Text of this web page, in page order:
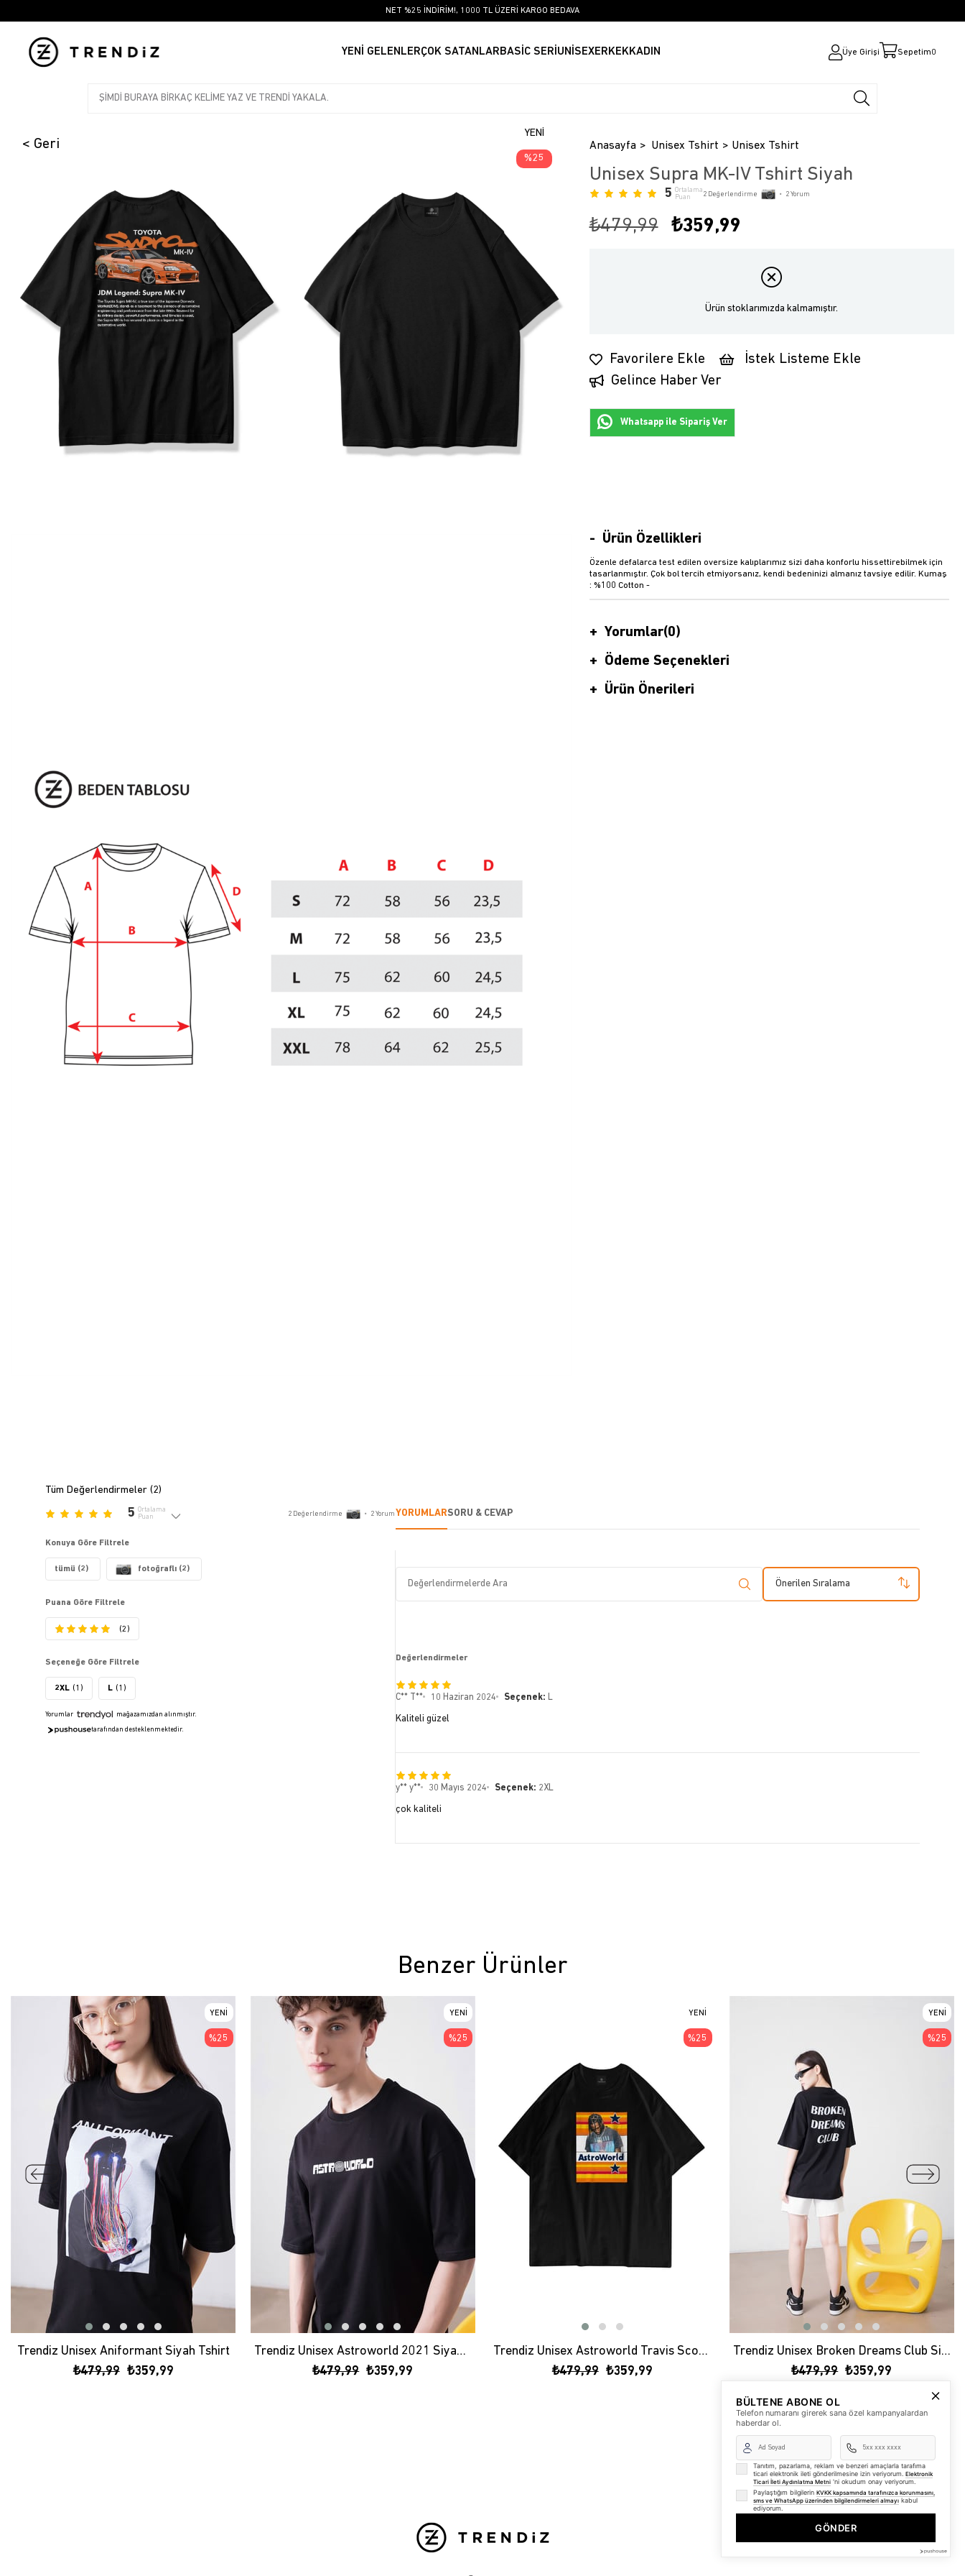
NET %25 İNDİRİM!, 1000 TL ÜZERİ KARGO BEDAVA
YENİ GELENLERÇOK SATANLARBASİC SERİ UNİSEXERKEKKADIN Üye Girişi Sepetim0
YENI
ÜRÜN
25
Anasayfa Unisex Tshirt Unisex Tshirt
Unisex Supra MK-IV Tshirt Siyah
5 Ortalama
Puan
2Değerlendirme • 2Yorum
₺479,99 ₺359,99
Ürün stoklarımızda kalmamıştır.
Favorilere Ekle
İstek Listeme Ekle
Gelince Haber Ver
Whatsapp ile Sipariş Ver
Ürün Özellikleri
Özenle defalarca test edilen oversize kalıplarımız sizi daha konforlu hissettirebilmek için
tasarlanmıştır. Çok bol tercih etmiyorsanız, kendi bedeninizi almanız tavsiye edilir. Kumaş
: %100 Cotton -
Yorumlar(0)
Ödeme Seçenekleri
Ürün Önerileri
Tüm Değerlendirmeler (2)
5 Ortalama
Puan
2Değerlendirme • 2Yorum
Konuya Göre Filtrele
tümü (2) fotoğraflı (2)
Puana Göre Filtrele
(2)
Seçeneğe Göre Filtrele
2XL (1) L (1)
Yorumlar mağazamızdan alınmıştır.
tarafından desteklenmektedir.
YORUMLARSORU & CEVAP
Önerilen Sıralama
Değerlendirmeler
C** T** 10 Haziran 2024 Seçenek: L
Kaliteli güzel
y** y** 30 Mayıs 2024 Seçenek: 2XL
çok kaliteli
Benzer Ürünler
Trendiz Unisex Aniformant Siyah Tshirt
₺359,99
₺479,99
YENI
ÜRÜN
%25
Trendiz Unisex Astroworld 2021 Siyah Tshirt
₺359,99
₺479,99
YENI
ÜRÜN
%25
Trendiz Unisex Astroworld Travis Scott Siyah Tshirt
₺359,99
₺479,99
YENI
ÜRÜN
%25
Trendiz Unisex Broken Dreams Club Siyah Tshirt
₺359,99
₺479,99
YENI
ÜRÜN
%25
BÜLTENE ABONE OL
Telefon numaranı girerek sana özel kampanyalardan
haberdar ol.
Tanıtım, pazarlama, reklam ve benzeri amaçlarla tarafıma
ticari elektronik ileti gönderilmesine izin veriyorum. Elektronik
Ticari İleti Aydınlatma Metni 'ni okudum onay veriyorum.
Paylaştığım bilgilerin KVKK kapsamında tarafınızca korunmasını,
sms ve WhatsApp üzerinden bilgilendirmeleri almayı kabul
ediyorum.
GÖNDER